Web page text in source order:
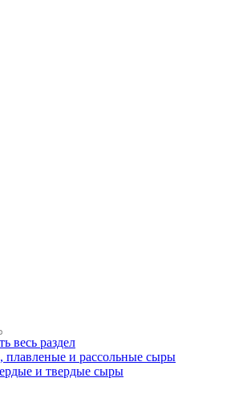
весь раздел
плавленые и рассольные сыры
и твердые сыры